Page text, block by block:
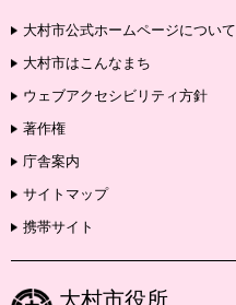
大村市公式ホームページについて
大村市はこんなまち
ウェブアクセシビリティ方針
著作権
庁舎案内
サイトマップ
携帯サイト
大村市役所